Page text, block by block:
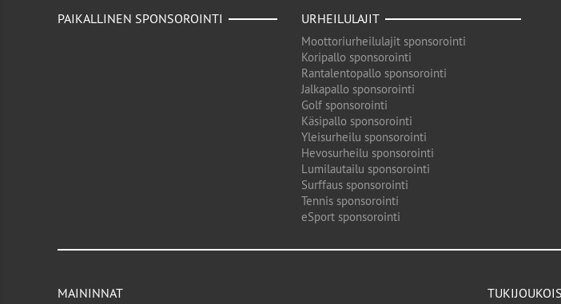
PAIKALLINEN SPONSOROINTI URHEILULAJIT
Moottoriurheilulajit sponsorointi
Koripallo sponsorointi
Rantalentopallo sponsorointi
Jalkapallo sponsorointi
Golf sponsorointi
Käsipallo sponsorointi
Yleisurheilu sponsorointi
Hevosurheilu sponsorointi
Lumilautailu sponsorointi
Surffaus sponsorointi
Tennis sponsorointi
eSport sponsorointi
MAININNAT